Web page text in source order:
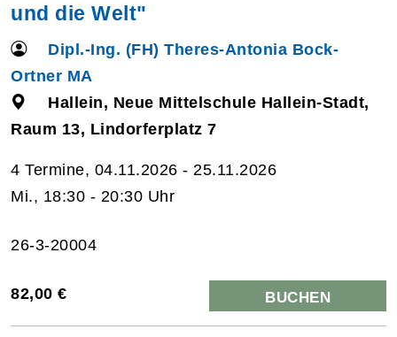
und die Welt"
Dipl.-Ing. (FH) Theres-Antonia Bock-
Ortner MA
Hallein, Neue Mittelschule Hallein-Stadt,
Raum 13, Lindorferplatz 7
4 Termine, 04.11.2026 - 25.11.2026
Mi., 18:30 - 20:30 Uhr
26-3-20004
82,00 € BUCHEN